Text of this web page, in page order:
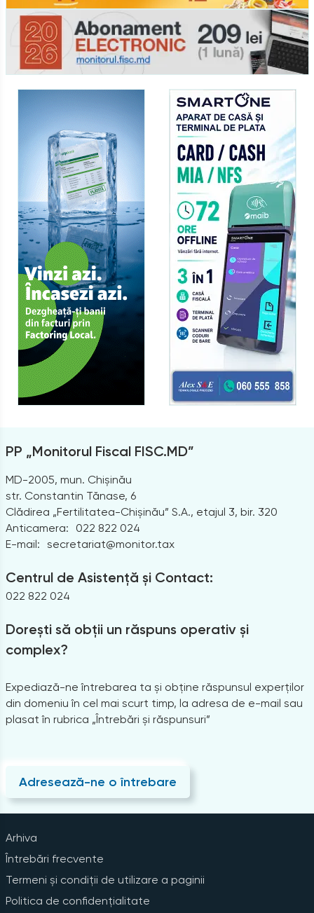
PP „Monitorul Fiscal FISC.MD”
MD-2005, mun. Chișinău
str. Constantin Tănase, 6
Clădirea „Fertilitatea-Chișinău” S.A., etajul 3, bir. 320
Anticamera:
022 822 024
E-mail: secretariat@monitor.tax
Centrul de Asistență și Contact:
022 822 024
Dorești să obții un răspuns operativ și
complex?
Expediază-ne întrebarea ta și obține răspunsul experților
din domeniu în cel mai scurt timp, la adresa de e-mail sau
plasat în rubrica „Întrebări și răspunsuri”
Adresează-ne o întrebare
Arhiva
Întrebări frecvente
Termeni și condiții de utilizare a paginii
Politica de confidențialitate